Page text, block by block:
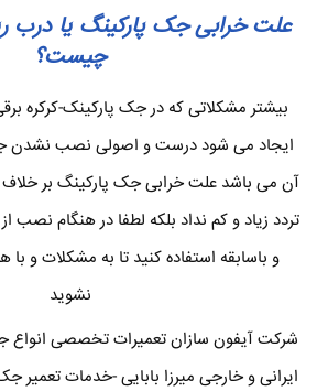
علت خرابی جک پارکینگ یا درب
چیست؟
بیشتر مشکلاتی که در جک پارکینک-کرکره
ایجاد می شود درست و اصولی نصب نشدن جک
آن می باشد علت خرابی جک پارکینگ بر خلاف
تردد زیاد و کم نداد بلکه لطفا در هنگام نصب
و باسابقه استفاده کنید تا به مشکلات و با
نشوید
شرکت آیفون سازان تعمیرات تخصصی انواع
ایرانی و خارجی میرزا بابایی -خدمات تعمیر